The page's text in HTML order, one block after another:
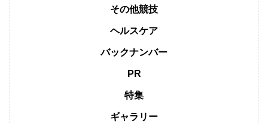
その他競技
ヘルスケア
バックナンバー
PR
特集
ギャラリー